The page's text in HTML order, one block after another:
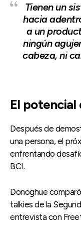
Tienen un
hacia
a un
ningún
cabeza, ni
El potencial
Después de
una persona, el
enfrentando
BCI.
Donoghue
talkies de la
entrevista con